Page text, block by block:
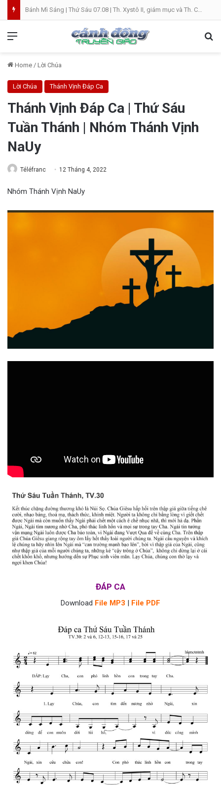
Bánh Mì Sáng | Thứ Sáu 07.08 | Th. Xystô II, giám mục và Th. Cajêtanô, linh mục
Home / Lời Chúa
Lời Chúa Thánh Vịnh Đáp Ca
Thánh Vịnh Đáp Ca | Thứ Sáu
Tuần Thánh | Nhóm Thánh Vịnh
NaUy
Téléfranc 12 Tháng 4, 2022
Nhóm Thánh Vịnh NaUy
ĐÁP CA
Download File MP3 | File PDF